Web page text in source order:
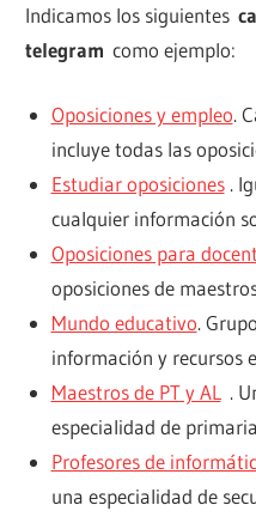
Indicamos los siguientes
telegram como ejemplo:
Oposiciones y empleo.
incluye todas las
Estudiar oposiciones.
cualquier información
Oposiciones para
oposiciones de
Mundo educativo.
información y recursos
Maestros de PT y AL.
especialidad de primaria
Profesores de
una especialidad de